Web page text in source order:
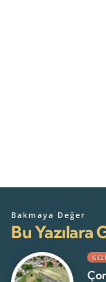
Bu Yazılara
Bakmaya Değer